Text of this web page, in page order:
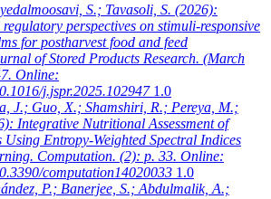
S.; Tavasoli, S. (2026):
perspectives on stimuli-responsive
for postharvest food and feed
of Stored Products Research. (March
Online:
j.jspr.2025.102947 1.0
J.; Guo, X.; Shamshiri, R.; Pereya, M.;
Integrative Nutritional Assessment of
Using Entropy-Weighted Spectral Indices
Computation. (2): p. 33. Online:
computation14020033 1.0
P.; Banerjee, S.; Abdulmalik, A.;